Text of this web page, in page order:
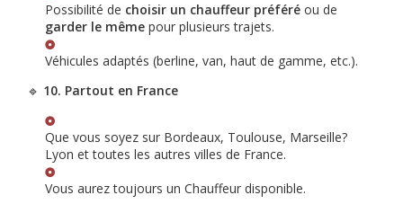
Possibilité de choisir un chauffeur préféré ou de
garder le même pour plusieurs trajets.
Véhicules adaptés (berline, van, haut de gamme, etc.).
🔹 10. Partout en France
Que vous soyez sur Bordeaux, Toulouse, Marseille?
Lyon et toutes les autres villes de France.
Vous aurez toujours un Chauffeur disponible.